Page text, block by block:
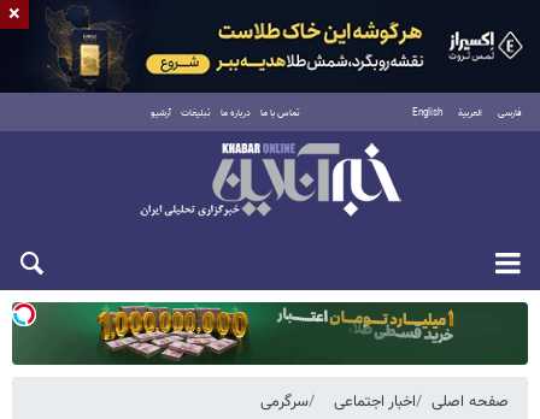
فارسی العربية English تماس با ما درباره ما تبلیغات آرشیو
یکشنبه ۱۸ مرداد ۱۴۰۵
صفحه اصلی اخبار اجتماعی سرگرمی
×